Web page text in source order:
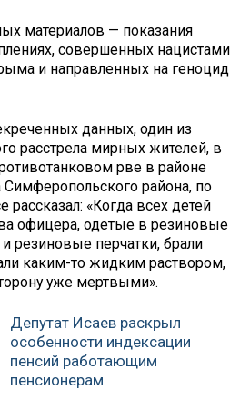
материалов — показания
совершенных нацистами
и направленных на геноцид
данных, один из
расстрела мирных жителей, в
рве в районе
района, по
рассказал: «Когда всех детей
офицера, одетые в резиновые
резиновые перчатки, брали
каким-то жидким раствором,
уже мертвыми».
Депутат Исаев раскрыл
особенности индексации
пенсий работающим
пенсионерам